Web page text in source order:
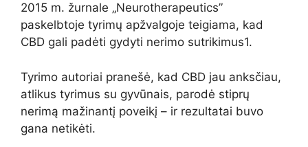
2015 m. žurnale „Neurotherapeutics”
paskelbtoje tyrimų apžvalgoje teigiama, kad
CBD gali padėti gydyti nerimo sutrikimus1.
Tyrimo autoriai pranešė, kad CBD jau anksčiau,
atlikus tyrimus su gyvūnais, parodė stiprų
nerimą mažinantį poveikį – ir rezultatai buvo
gana netikėti.